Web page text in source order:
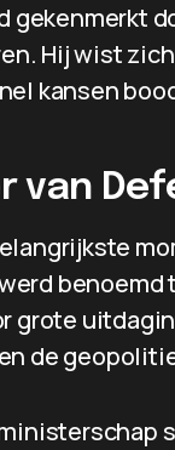
gekenmerkt
Hij wist
kansen
van
grote
de